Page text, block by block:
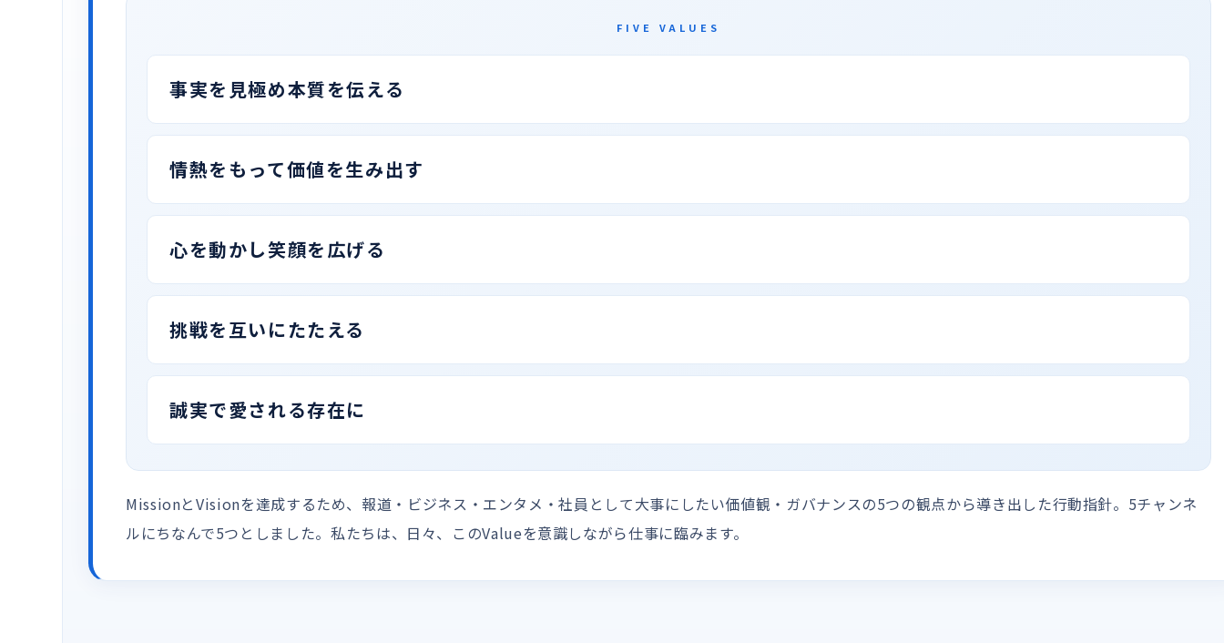
FIVE VALUES
事実を見極め本質を伝える
情熱をもって価値を生み出す
心を動かし笑顔を広げる
挑戦を互いにたたえる
誠実で愛される存在に
MissionとVisionを達成するため、報道・ビジネス・エンタメ・社員として大事にしたい価値観・ガバナンスの5つの観点から導き出した行動指針。5チャンネ
ルにちなんで5つとしました。私たちは、日々、このValueを意識しながら仕事に臨みます。